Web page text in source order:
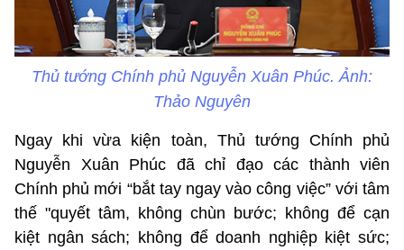
Thủ tướng Chính phủ Nguyễn Xuân Phúc. Ảnh:
Thảo Nguyên
Ngay khi vừa kiện toàn, Thủ tướng Chính phủ
Nguyễn Xuân Phúc đã chỉ đạo các thành viên
Chính phủ mới “bắt tay ngay vào công việc” với tâm
thế "quyết tâm, không chùn bước; không để cạn
kiệt ngân sách; không để doanh nghiệp kiệt sức;